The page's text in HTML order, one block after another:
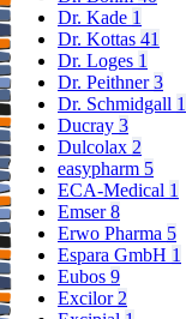
Dr. Kade 1
Dr. Kottas 41
Dr. Loges 1
Dr. Peithner3
Dr. Schmidgall 1
Ducray 3
Dulcolax 2
easypharm 5
ECA-Medical 1
Emser8
Erwo Pharma 5
Espara GmbH 1
Eubos 9
Excilor2